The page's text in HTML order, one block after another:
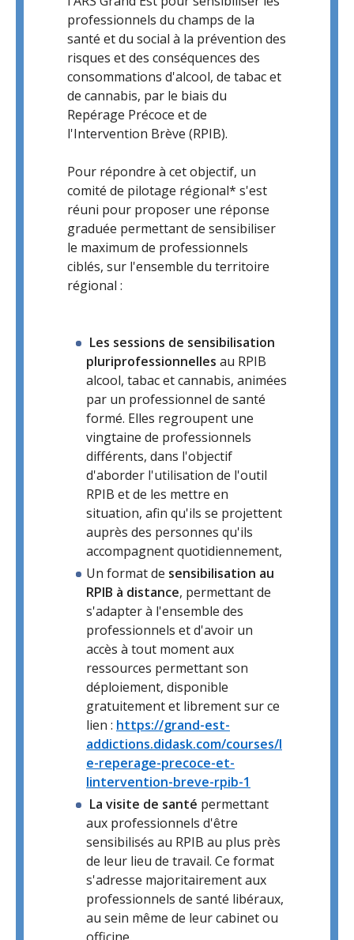
professionnels du champs de la
santé et du social à la prévention des
risques et des conséquences des
consommations d'alcool, de tabac et
de cannabis, par le biais du
Repérage Précoce et de
l'Intervention Brève (RPIB).
Pour répondre à cet objectif, un
comité de pilotage régional* s'est
réuni pour proposer une réponse
graduée permettant de sensibiliser
le maximum de professionnels
ciblés, sur l'ensemble du territoire
régional :
Les sessions de sensibilisation
pluriprofessionnelles au RPIB
alcool, tabac et cannabis, animées
par un professionnel de santé
formé. Elles regroupent une
vingtaine de professionnels
différents, dans l'objectif
d'aborder l'utilisation de l'outil
RPIB et de les mettre en
situation, afin qu'ils se projettent
auprès des personnes qu'ils
accompagnent quotidiennement,
Un format de sensibilisation au
RPIB à distance, permettant de
s'adapter à l'ensemble des
professionnels et d'avoir un
accès à tout moment aux
ressources permettant son
déploiement, disponible
gratuitement et librement sur ce
lien : https://grand-est-
addictions.didask.com/courses/l
e-reperage-precoce-et-
lintervention-breve-rpib-1
La visite de santé permettant
aux professionnels d'être
sensibilisés au RPIB au plus près
de leur lieu de travail. Ce format
s'adresse majoritairement aux
professionnels de santé libéraux,
au sein même de leur cabinet ou